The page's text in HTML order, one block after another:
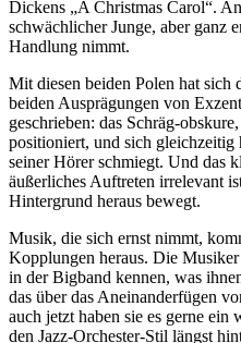
Dickens „A Christmas Carol“.
schwächlicher Junge, aber ganz
Handlung nimmt.
Mit diesen beiden Polen hat sich
beiden Ausprägungen von
geschrieben: das Schräg-
positioniert, und sich gleichzeitig
seiner Hörer schmiegt. Und das
äußerliches Auftreten irrelevant
Hintergrund heraus bewegt.
Musik, die sich ernst nimmt,
Kopplungen heraus. Die
in der Bigband kennen, was
das über das Aneinanderfügen
auch jetzt haben sie es gerne
den Jazz-Orchester-Stil längst